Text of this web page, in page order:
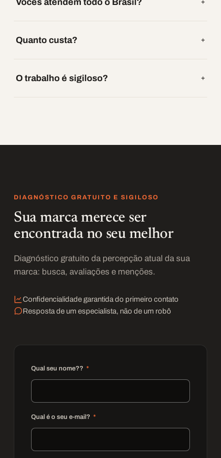
Quanto custa?
O trabalho é sigiloso?
DIAGNÓSTICO GRATUITO E SIGILOSO
Sua marca merece ser
encontrada no seu melhor
Diagnóstico gratuito da percepção atual da sua
marca: busca, avaliações e menções.
Confidencialidade garantida do primeiro contato
Resposta de um especialista, não de um robô
Qual seu nome??
Qual é o seu e-mail?